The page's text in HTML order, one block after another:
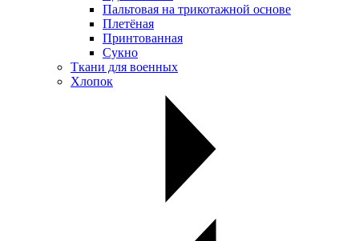
Пальтовая на трикотажной основе
Плетёная
Принтованная
Сукно
Ткани для военных
Хлопок